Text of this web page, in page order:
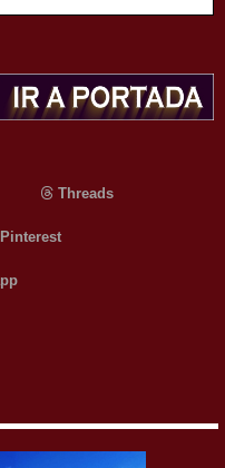
Threads
Pinterest